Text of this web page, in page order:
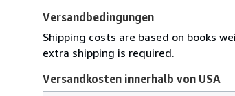
Versandbedingungen
Shipping costs are based on books
extra shipping is required.
Versandkosten innerhalb von USA